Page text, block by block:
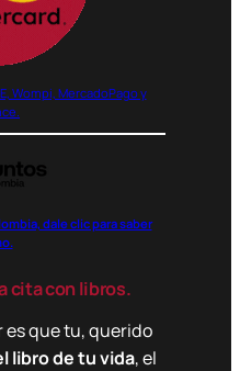
Wompi, MercadoPago y
dale clic para saber
cita con libros.
es que tu, querido
libro de tu vida, el